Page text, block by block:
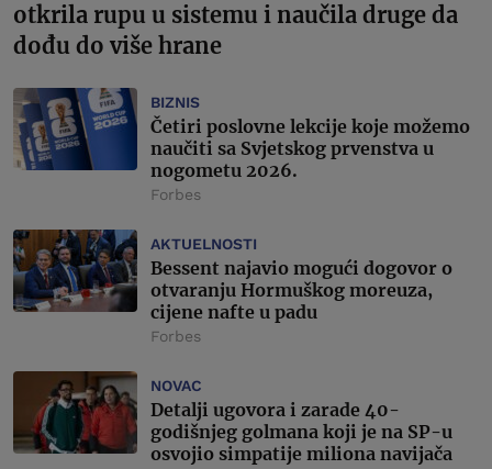
otkrila rupu u sistemu i naučila druge da
dođu do više hrane
BIZNIS
Četiri poslovne lekcije koje možemo
naučiti sa Svjetskog prvenstva u
nogometu 2026.
Forbes
AKTUELNOSTI
Bessent najavio mogući dogovor o
otvaranju Hormuškog moreuza,
cijene nafte u padu
Forbes
NOVAC
Detalji ugovora i zarade 40-
godišnjeg golmana koji je na SP-u
osvojio simpatije miliona navijača